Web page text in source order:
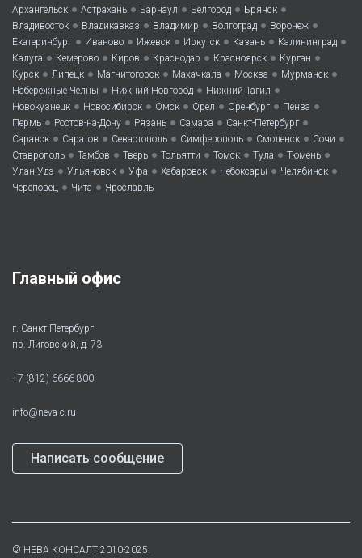
Архангельск • Астрахань • Барнаул • Белгород • Брянск •
Владивосток • Владикавказ • Владимир • Волгоград • Воронеж •
Екатеринбург • Иваново • Ижевск • Иркутск • Казань • Калининград •
Калуга • Кемерово • Киров • Краснодар • Красноярск • Курган •
Курск • Липецк • Магнитогорск • Махачкала • Москва • Мурманск •
Набережные Челны • Нижний Новгород • Нижний Тагил •
Новокузнецк • Новосибирск • Омск • Орел • Оренбург • Пенза •
Пермь • Ростов-на-Дону • Рязань • Самара • Санкт-Петербург •
Саранск • Саратов • Севастополь • Симферополь • Смоленск • Сочи •
Ставрополь • Тамбов • Тверь • Тольятти • Томск • Тула • Тюмень •
Улан-Удэ • Ульяновск • Уфа • Хабаровск • Чебоксары • Челябинск •
Череповец • Чита • Ярославль
Главный офис
г. Санкт-Петербург
пр. Лиговский, д. 73
+7 (812) 6666-800
info@neva-c.ru
Написать сообщение
© НЕВА КОНСАЛТ 2010-2025.